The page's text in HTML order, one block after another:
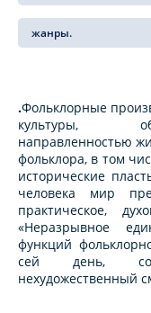
жанры.
.Фольклорные
культуры,
направленностью
фольклора, в том
исторические
человека мир
практическое,
«Неразрывное
функций
сей день,
нехудожественный